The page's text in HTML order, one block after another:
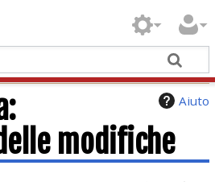
Aiuto
modifiche